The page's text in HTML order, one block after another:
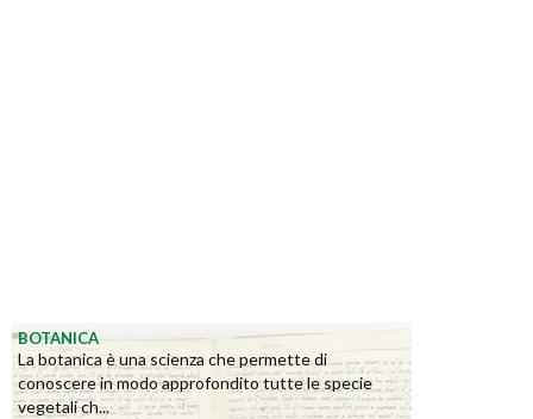
BOTANICA
La botanica è una scienza che permette di
conoscere in modo approfondito tutte le specie
vegetali ch...